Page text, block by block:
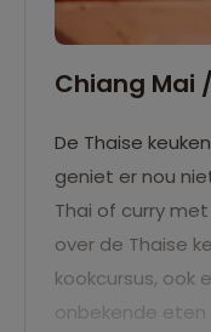
Chiang Mai
De Thaise
geniet er nou
Thai of curry
over de Thaise
kookcursus, ook
onbekende eten